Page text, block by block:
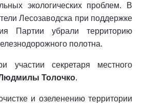
экологических проблем. В
Лесозаводска при поддержке
Партии убрали территорию
полотна.
участии секретаря местного
Толочко.
и озеленению территории